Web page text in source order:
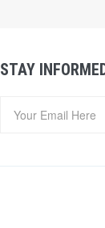
STAY